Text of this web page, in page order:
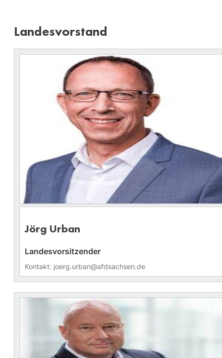
Landesvorstand
Jörg Urban
Landesvorsitzender
Kontakt: joerg.urban@afdsachsen.de